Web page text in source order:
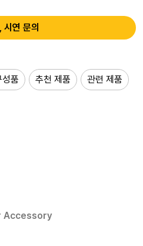
시연 문의
성품 추천 제품 관련 제품
Accessory